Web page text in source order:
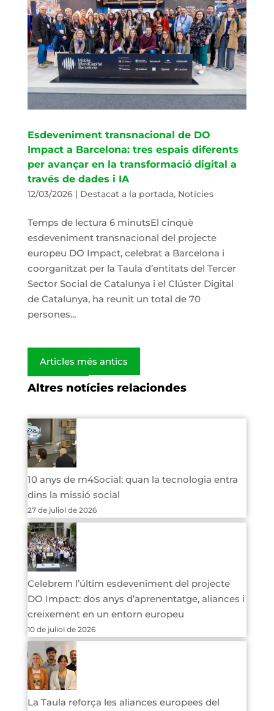
Esdeveniment transnacional de DO
Impact a Barcelona: tres espais diferents
per avançar en la transformació digital a
través de dades i IA
12/03/2026| Destacat a la portada, Notícies
Temps de lectura 6 minutsEl cinquè
esdeveniment transnacional del projecte
europeu DO Impact, celebrat a Barcelona i
coorganitzat per la Taula d’entitats del Tercer
Sector Social de Catalunya i el Clúster Digital
de Catalunya, ha reunit un total de 70
persones...
Articles més antics
Altres notícies relaciondes
10 anys de m4Social: quan la tecnologia entra
dins la missió social
27 de juliol de 2026
Celebrem l’últim esdeveniment del projecte
DO Impact: dos anys d’aprenentatge, aliances i
creixement en un entorn europeu
10 de juliol de 2026
La Taula reforça les aliances europees del